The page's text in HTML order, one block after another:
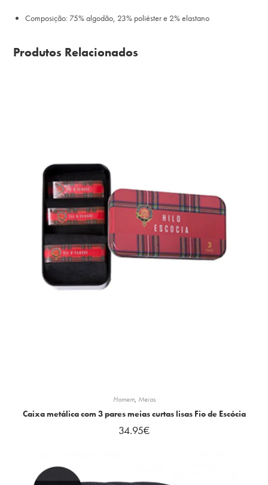
Composição: 75% algodão, 23% poliéster e 2% elastano
Produtos Relacionados
Homem, Meias
Caixa metálica com 3 pares meias curtas lisas Fio de Escócia
34.95€